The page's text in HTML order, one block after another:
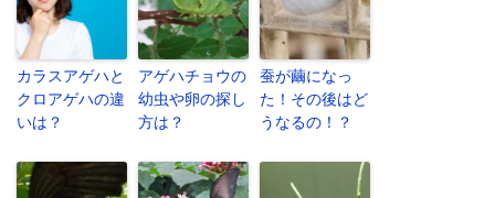
カラスアゲハと
クロアゲハの違
いは？
アゲハチョウの
幼虫や卵の探し
方は？
蚕が繭になっ
た！その後はど
うなるの！？